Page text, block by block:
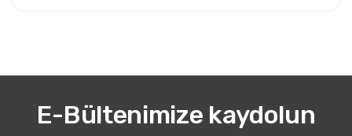
E-Bültenimize kaydolun